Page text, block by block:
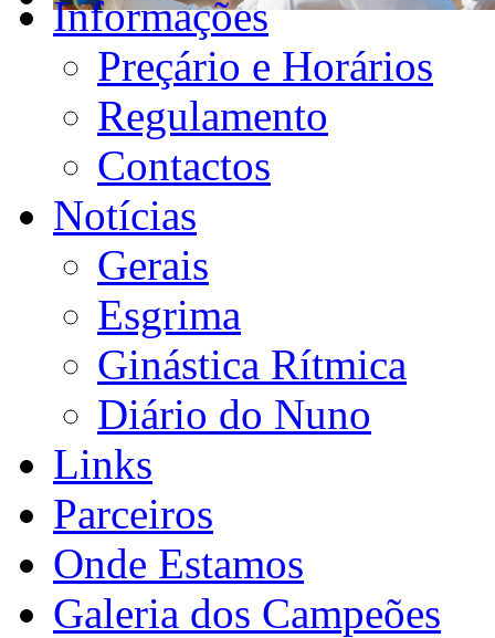
Informações
Preçário e Horários
Regulamento
Contactos
Notícias
Gerais
Esgrima
Ginástica Rítmica
Diário do Nuno
Links
Parceiros
Onde Estamos
Galeria dos Campeões